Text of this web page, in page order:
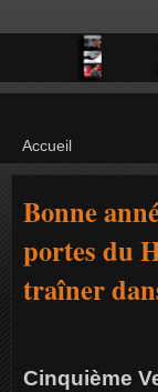
Bonne
portes du
traîner
Cinquième